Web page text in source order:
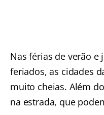
Nas férias de verão
feriados, as cidades
muito cheias. Além
na estrada, que